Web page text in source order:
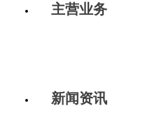
主营业务
新闻资讯